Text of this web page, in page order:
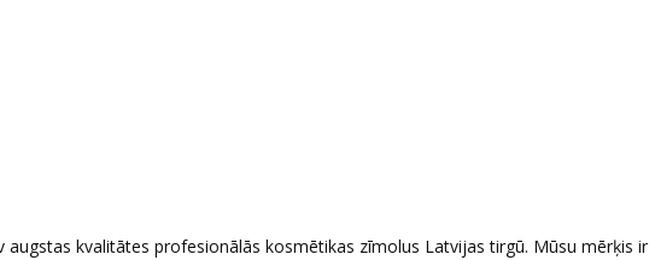
augstas kvalitātes profesionālās kosmētikas zīmolus Latvijas tirgū. Mūsu mērķis ir